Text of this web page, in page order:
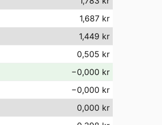
1,687 kr
1,449 kr
0,505 kr
−0,000 kr
−0,000 kr
0,000 kr